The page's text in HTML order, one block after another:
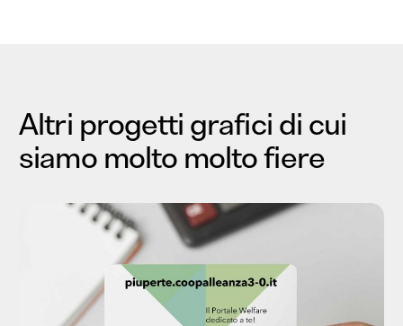
Altri progetti grafici di cui
siamo molto molto fiere